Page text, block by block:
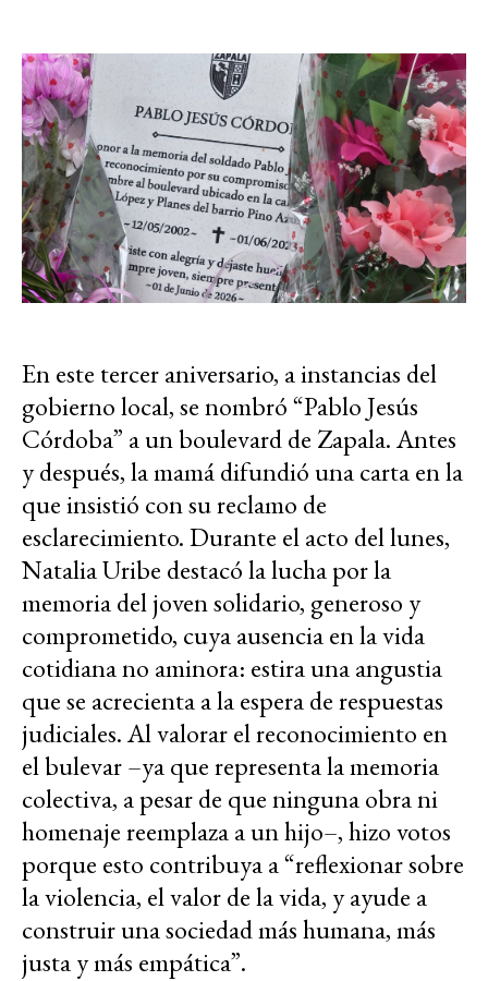
En este tercer aniversario, a instancias del
gobierno local, se nombró “Pablo Jesús
Córdoba” a un boulevard de Zapala. Antes
y después, la mamá difundió una carta en la
que insistió con su reclamo de
esclarecimiento. Durante el acto del lunes,
Natalia Uribe destacó la lucha por la
memoria del joven solidario, generoso y
comprometido, cuya ausencia en la vida
cotidiana no aminora: estira una angustia
que se acrecienta a la espera de respuestas
judiciales. Al valorar el reconocimiento en
el bulevar –ya que representa la memoria
colectiva, a pesar de que ninguna obra ni
homenaje reemplaza a un hijo–, hizo votos
porque esto contribuya a “reflexionar sobre
la violencia, el valor de la vida, y ayude a
construir una sociedad más humana, más
justa y más empática”.